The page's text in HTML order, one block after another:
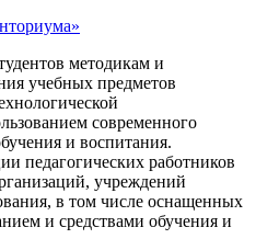
методикам и
учебных предметов
современного
и воспитания.
педагогических работников
учреждений
в том числе оснащенных
и средствами обучения и